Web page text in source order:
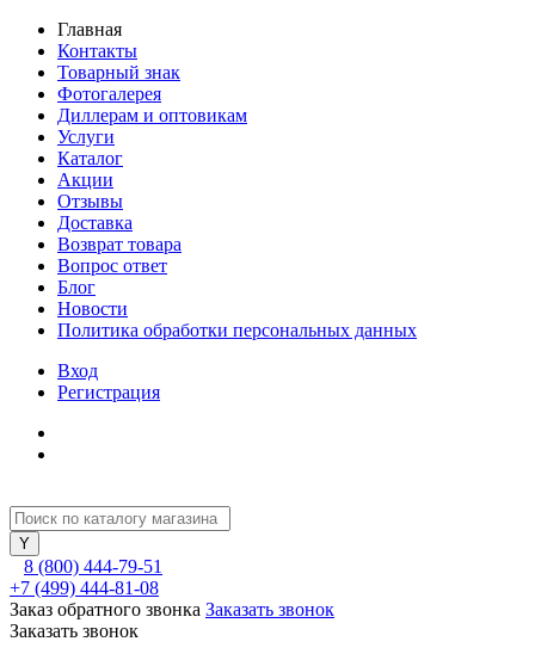
Главная
Контакты
Товарный знак
Фотогалерея
Диллерам и оптовикам
Услуги
Каталог
Акции
Отзывы
Доставка
Возврат товара
Вопрос ответ
Блог
Новости
Политика обработки персональных данных
Вход
Регистрация
8 (800) 444-79-51
+7 (499) 444-81-08
Заказ обратного звонка Заказать звонок
Заказать звонок